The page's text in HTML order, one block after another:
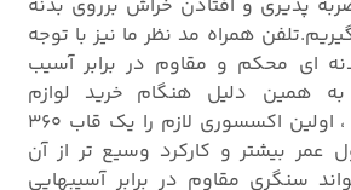
پذیری و افتادن خراش برروی بدنه
همراه مد نظر ما نیز با توجه
ای محکم و مقاوم در برابر آسیب
همین دلیل هنگام خرید لوازم
نگهدارنده و محافظ ، اولین اکسسوری لازم را یک قاب 360
عمر بیشتر و کارکرد وسیع تر از آن
سنگری مقاوم در برابر آسیبهایی